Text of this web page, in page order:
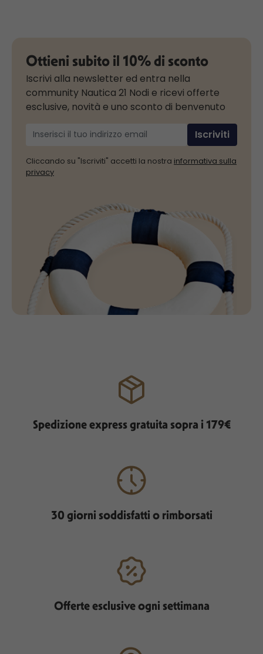
Ottieni subito il 10% di sconto
Iscrivi alla newsletter ed entra nella
community Nautica 21 Nodi e ricevi offerte
esclusive, novità e uno sconto di benvenuto
Iscriviti
Cliccando su "Iscriviti" accetti la nostra informativa sulla
privacy
Spedizione express gratuita sopra i 179€
30 giorni soddisfatti o rimborsati
Offerte esclusive ogni settimana